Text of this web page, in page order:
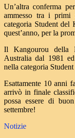
Un’altra conferma
ammesso tra i primi
categoria Student del
quest’anno, per la
Il Kangourou della
Australia dal 1981
nella categoria
Esattamente 10 anni
arrivò in finale
possa essere di
settembre!
Notizie